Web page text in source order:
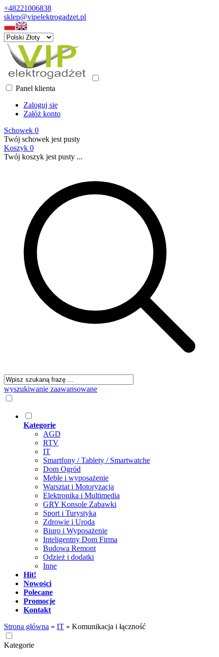
+48221006838
sklep@vipelektrogadzet.pl
Panel klienta
Zaloguj się
Załóż konto
Schowek 0
Twój schowek jest pusty
Koszyk 0
Twój koszyk jest pusty ...
wyszukiwanie zaawansowane
Kategorie
AGD
RTV
IT
Smartfony / Tablety / Smartwatche
Dom Ogród
Meble i wyposażenie
Warsztat i Motoryzacja
Elektronika i Multimedia
GRY Konsole Zabawki
Sport i Turystyka
Zdrowie i Uroda
Biuro i Wyposażenie
Inteligentny Dom Firma
Budowa Remont
Odzież i dodatki
Inne
Hit!
Nowości
Polecane
Promocje
Kontakt
Strona główna » IT » Komunikacja i łączność
Kategorie